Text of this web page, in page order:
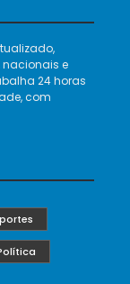
nacionais e
24 horas
com